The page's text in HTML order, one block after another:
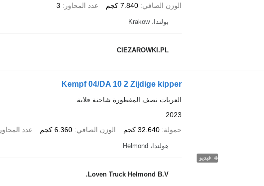
الوزن الصافي 7.840 كجم عدد المحاور 3
بولندا، Krakow
CIEZAROWKI.PL
فيديو
Kempf 04/DA 10 2 Zijdige kipper
العربات نصف المقطورة شاحنة قلابة
2023
حمولة 32.640 كجم الوزن الصافي 6.360 كجم عدد المحاور
هولندا، Helmond
Loven Truck Helmond B.V.